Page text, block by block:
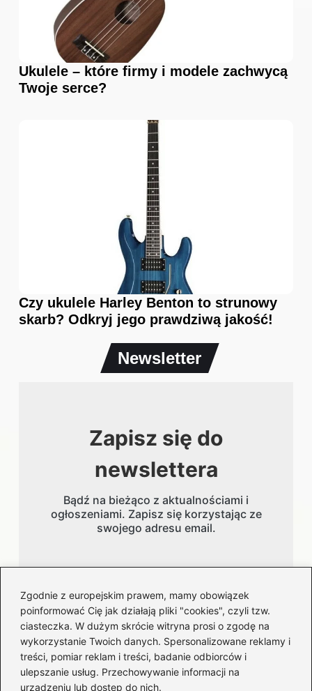
Zgodnie z europejskim prawem, mamy obowiązek
poinformować Cię jak działają pliki "cookies", czyli tzw.
ciasteczka. W dużym skrócie witryna prosi o zgodę na
wykorzystanie Twoich danych. Spersonalizowane reklamy i
treści, pomiar reklam i treści, badanie odbiorców i
ulepszanie usług. Przechowywanie informacji na
urządzeniu lub dostęp do nich.
Ukulele – które firmy i modele zachwycą
Twoje serce?
Czy ukulele Harley Benton to strunowy
skarb? Odkryj jego prawdziwą jakość!
Newsletter
Zapisz się do
newslettera
Bądź na bieżąco z aktualnościami i
ogłoszeniami. Zapisz się korzystając ze
swojego adresu email.
Adres email